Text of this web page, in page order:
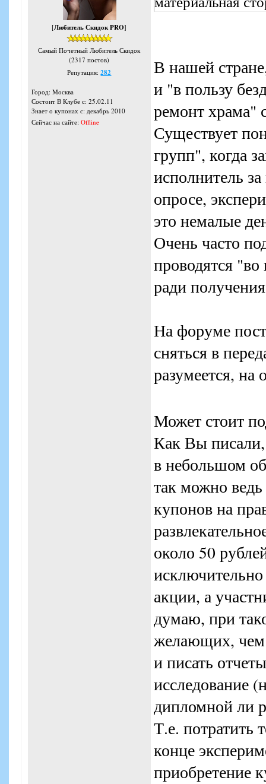
[Любитель Скидок PRO]
Самый Почетный Любитель Скидок
(2317 постов)
Репутация:282
Город: Москва
Состоит В Клубе с: 25.02.11
Знает о купонах с: декабрь 2010
Сейчас на сайте: Offline
В нашей
и "в пользу
ремонт храма"
Существует
групп", когда
исполнитель
опросе,
это немалые
Очень часто
проводятся "во
ради
На форуме
сняться в
разумеется,
Может стоит
Как Вы писали,
в небольшом
так можно
купонов на
около 50
акции, а
думаю, при
желающих, чем
и писать
исследование
дипломной ли
Т.е. потратить
конце
приобретение